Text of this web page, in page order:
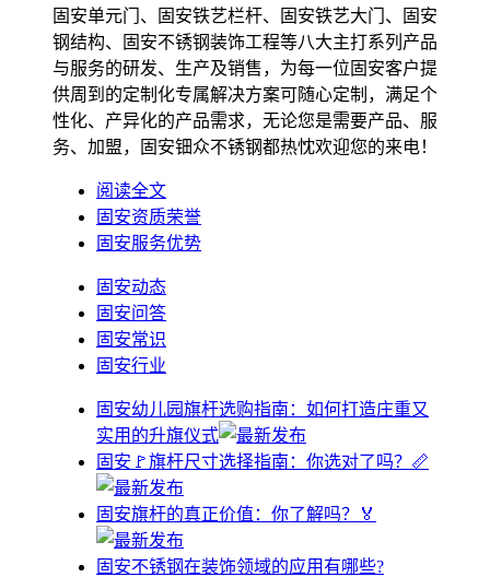
固安单元门、固安铁艺栏杆、固安铁艺大门、固安
钢结构、固安不锈钢装饰工程等八大主打系列产品
与服务的研发、生产及销售，为每一位固安客户提
供周到的定制化专属解决方案可随心定制，满足个
性化、产异化的产品需求，无论您是需要产品、服
务、加盟，固安钿众不锈钢都热忱欢迎您的来电！
阅读全文
固安资质荣誉
固安服务优势
固安动态
固安问答
固安常识
固安行业
固安幼儿园旗杆选购指南：如何打造庄重又
实用的升旗仪式
固安🚩旗杆尺寸选择指南：你选对了吗？📏
固安旗杆的真正价值：你了解吗？🏅
固安不锈钢在装饰领域的应用有哪些?